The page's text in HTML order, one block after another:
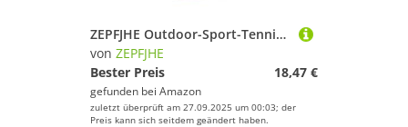
ZEPFJHE Outdoor-Sport-Tennisschläger zum Schwingen von Gewichten, Hilfsmittel für Tennisspieler und Trainer für verbesserte Kontrolle
von ZEPFJHE
Bester Preis
18,47 €
gefunden bei Amazon
zuletzt überprüft am 27.09.2025 um 00:03; der
Preis kann sich seitdem geändert haben.